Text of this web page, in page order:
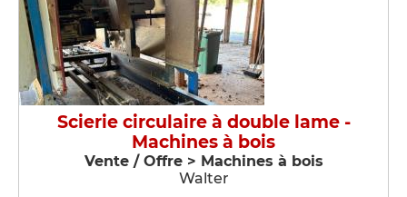
Scierie circulaire à double lame -
Machines à bois
Vente / Offre > Machines à bois
Walter